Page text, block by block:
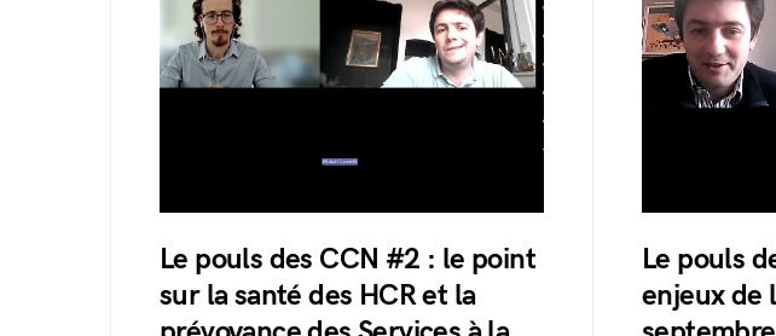
Le pouls des CCN #2 : le point
sur la santé des HCR et la
Le pouls
enjeux de